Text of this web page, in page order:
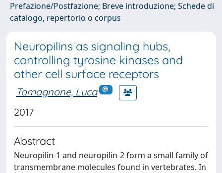
Prefazione/Postfazione; Breve introduzione; Schede di
catalogo, repertorio o corpus
Neuropilins as signaling hubs,
controlling tyrosine kinases and
other cell surface receptors
Tamagnone, Luca
2017
Abstract
Neuropilin-1 and neuropilin-2 form a small family of
transmembrane molecules found in vertebrates. In